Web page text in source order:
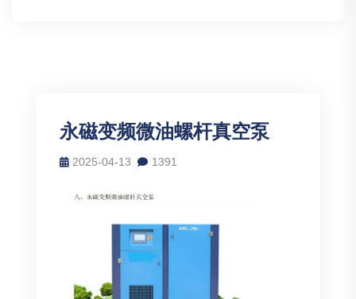
永磁变频微油螺杆真空泵
2025-04-13 1391